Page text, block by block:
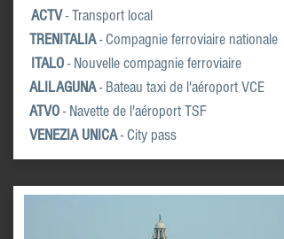
ACTV- Transport local
TRENITALIA- Compagnie ferroviaire nationale
ITALO- Nouvelle compagnie ferroviaire
ALILAGUNA- Bateau taxi de l'aéroport VCE
ATVO- Navette de l'aéroport TSF
VENEZIA UNICA- City pass